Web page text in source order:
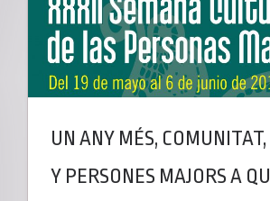
UN ANY MÉS,
Y PERSONES MAJORS A